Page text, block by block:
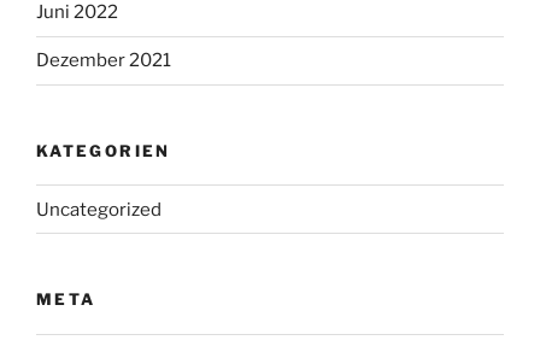
Juni 2022
Dezember 2021
KATEGORIEN
Uncategorized
META